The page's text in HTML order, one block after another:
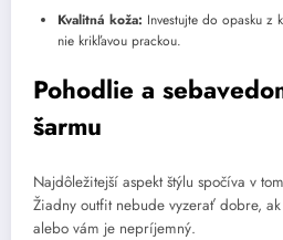
Kvalitná koža: Investujte do opasku z
nie krikľavou prackou.
Pohodlie a
šarmu
Najdôležitejší aspekt štýlu spočíva v
Žiadny outfit nebude vyzerať dobre,
alebo vám je nepríjemný.